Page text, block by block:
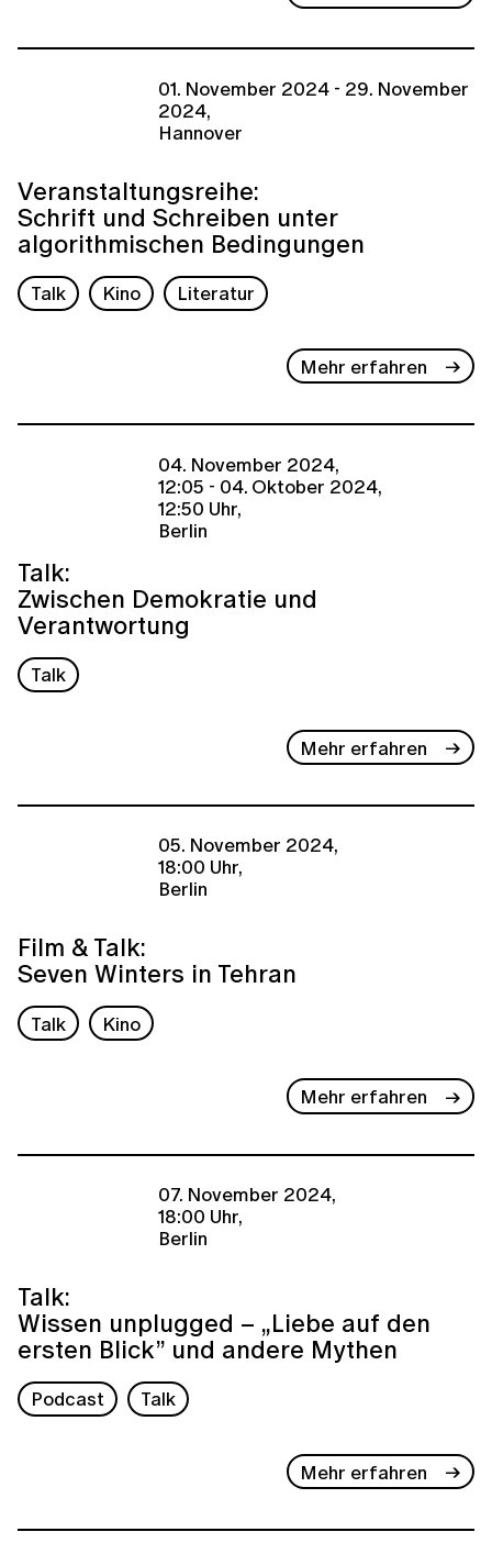
01. November 2024 - 29. November
2024,
Hannover
Veranstaltungsreihe:
Schrift und Schreiben unter
algorithmischen Bedingungen
Talk Kino Literatur
Mehr erfahren
04. November 2024,
12:05 - 04. Oktober 2024,
12:50 Uhr,
Berlin
Talk:
Zwischen Demokratie und
Verantwortung
Talk
Mehr erfahren
05. November 2024,
18:00 Uhr,
Berlin
Film & Talk:
Seven Winters in Tehran
Talk Kino
Mehr erfahren
07. November 2024,
18:00 Uhr,
Berlin
Talk:
Wissen unplugged – „Liebe auf den
ersten Blick” und andere Mythen
Podcast Talk
Mehr erfahren